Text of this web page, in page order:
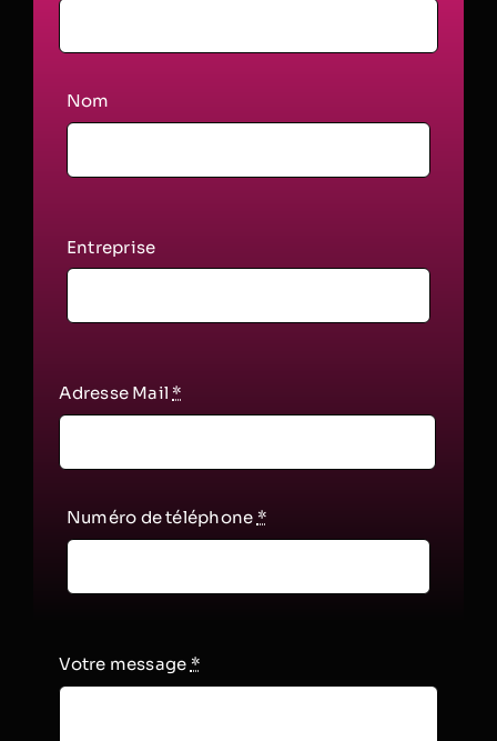
Nom
Entreprise
Adresse Mail *
Numéro de téléphone *
Votre message *